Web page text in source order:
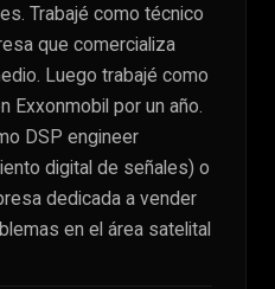
Trabajé como técnico
que comercializa
Luego trabajé como
Exxonmobil por un año.
DSP engineer
digital de señales) o
dedicada a vender
en el área satelital